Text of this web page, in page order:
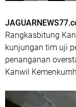
Rangkasbitung
kunjungan tim uji
penanganan
Kanwil